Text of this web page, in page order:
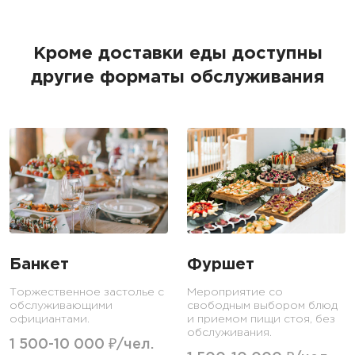
Кроме доставки еды доступны
другие форматы обслуживания
Банкет
Торжественное застолье с
обслуживающими
официантами.
1 500-10 000 ₽/чел.
Фуршет
Мероприятие со
свободным выбором блюд
и приемом пищи стоя, без
обслуживания.